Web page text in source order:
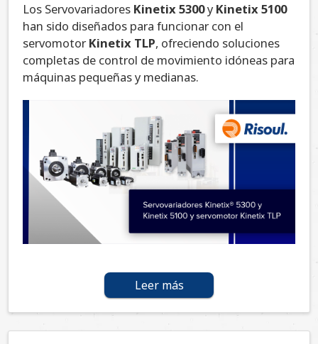
Los Servovariadores Kinetix 5300y Kinetix 5100
han sido diseñados para funcionar con el
servomotorKinetix TLP, ofreciendo soluciones
completas de control de movimiento idóneas para
máquinas pequeñas y medianas.
Leer más